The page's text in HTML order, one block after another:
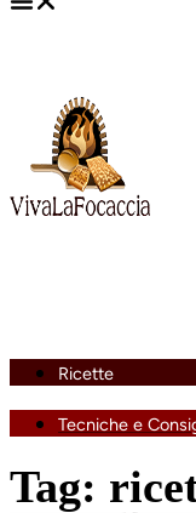
Ricette
Tecniche e
Tag: